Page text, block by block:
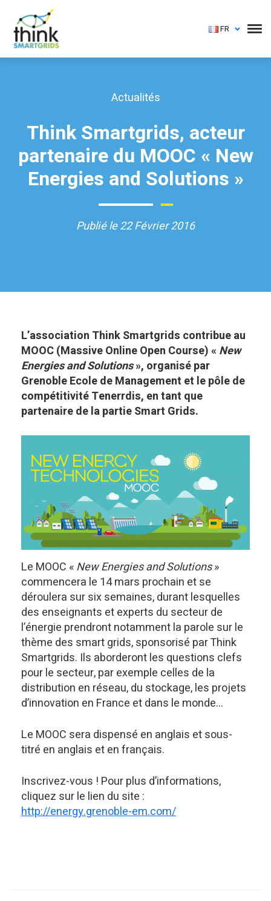
FR
Actualités
Think Smartgrids, acteur
partenaire du MOOC « New
Energies and Solutions »
Publié le 22 Février 2016
L’association Think Smartgrids contribue au
MOOC (Massive Online Open Course) « New
Energies andSolutions», organisé par
Grenoble Ecole de Management et le pôle de
compétitivité Tenerrdis, en tant que
partenaire de la partie Smart Grids.
Le MOOC «New Energies and Solutions»
commencera le 14 mars prochain et se
déroulera sur six semaines, durant lesquelles
des enseignants et experts du secteur de
l’énergie prendront notamment la parole sur le
thème des smart grids, sponsorisé par Think
Smartgrids. Ils aborderont les questions clefs
pour le secteur, par exemple celles de la
distribution en réseau, du stockage, les projets
d’innovation en France et dans le monde…
Le MOOC sera dispensé en anglais et sous-
titré en anglais et en français.
Inscrivez-vous ! Pour plus d’informations,
cliquez sur le lien du site :
http://energy.grenoble-em.com/